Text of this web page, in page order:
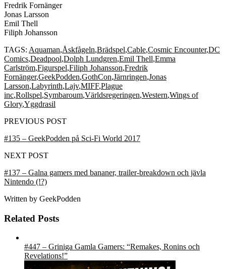
Fredrik Fornänger
Jonas Larsson
Emil Thell
Filiph Johansson
TAGS: Aquaman,Åskfågeln,Brädspel,Cable,Cosmic Encounter,DC
Comics,Deadpool,Dolph Lundgren,Emil Thell,Emma
Carlström,Figurspel,Filiph Johansson,Fredrik
Fornänger,GeekPodden,GothCon,Järnringen,Jonas
Larsson,Labyrinth,Lajv,MIFF,Plague
inc,Rollspel,Symbaroum,Världsregeringen,Western,Wings of
Glory,Yggdrasil
PREVIOUS POST
#135 – GeekPodden på Sci-Fi World 2017
NEXT POST
#137 – Galna gamers med bananer, trailer-breakdown och jävla
Nintendo (!?)
Written by GeekPodden
Related Posts
#447 – Griniga Gamla Gamers: “Remakes, Ronins och
Revelations!”